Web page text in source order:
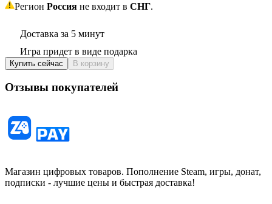
Регион Россия не входит в СНГ.
Доставка за 5 минут
Игра придет в виде подарка
Купить сейчас В корзину
Отзывы покупателей
Магазин цифровых товаров. Пополнение Steam, игры, донат,
подписки - лучшие цены и быстрая доставка!